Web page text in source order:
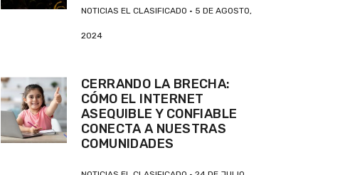
NOTICIAS EL CLASIFICADO 5 DE AGOSTO,
2024
CERRANDO LA BRECHA:
CÓMO EL INTERNET
ASEQUIBLE Y CONFIABLE
CONECTA A NUESTRAS
COMUNIDADES